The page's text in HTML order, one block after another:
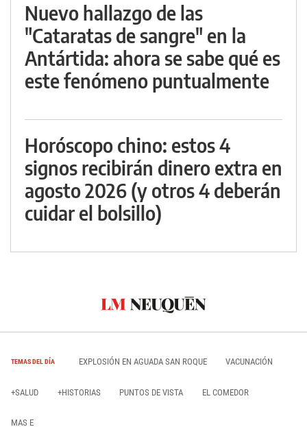
Nuevo hallazgo de las
"Cataratas de sangre" en la
Antártida: ahora se sabe qué es
este fenómeno puntualmente
Horóscopo chino: estos 4
signos recibirán dinero extra en
agosto 2026 (y otros 4 deberán
cuidar el bolsillo)
TEMAS DEL DÍA EXPLOSIÓN EN AGUADA SAN ROQUE VACUNACIÓN
+SALUD +HISTORIAS PUNTOS DE VISTA EL COMEDOR
MAS E